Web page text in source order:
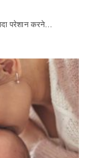
परेशान करने…